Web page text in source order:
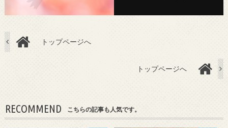
トップページへ
トップページへ
RECOMMEND こちらの記事も人気です。